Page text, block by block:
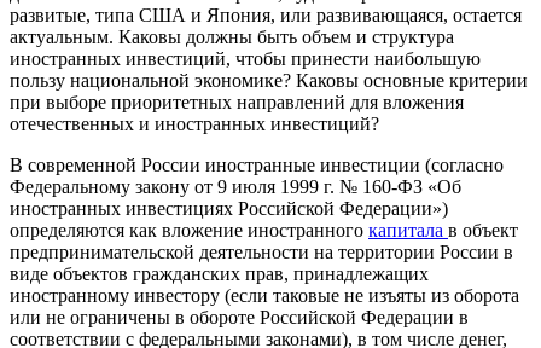
развитые, типа США и Япония, или развивающаяся, остается
актуальным. Каковы должны быть объем и структура
иностранных инвестиций, чтобы принести наибольшую
пользу национальной экономике? Каковы основные критерии
при выборе приоритетных направлений для вложения
отечественных и иностранных инвестиций?
В современной России иностранные инвестиции (согласно
Федеральному закону от 9 июля 1999 г. № 160-ФЗ «Об
иностранных инвестициях Российской Федерации»)
определяются как вложение иностранного капитала в объект
предпринимательской деятельности на территории России в
виде объектов гражданских прав, принадлежащих
иностранному инвестору (если таковые не изъяты из оборота
или не ограничены в обороте Российской Федерации в
соответствии с федеральными законами), в том числе денег,